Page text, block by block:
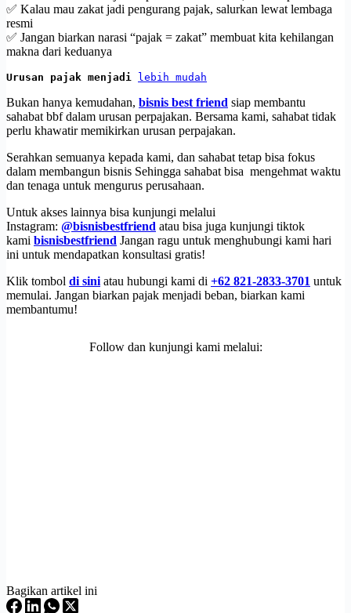
✅ Kalau mau zakat jadi pengurang pajak, salurkan lewat lembaga
resmi
✅ Jangan biarkan narasi “pajak = zakat” membuat kita kehilangan
makna dari keduanya
Urusan pajak menjadi lebih mudah
Bukan hanya kemudahan, bisnis best friend siap membantu
sahabat bbf dalam urusan perpajakan. Bersama kami, sahabat tidak
perlu khawatir memikirkan urusan perpajakan.
Serahkan semuanya kepada kami, dan sahabat tetap bisa fokus
dalam membangun bisnis Sehingga sahabat bisa mengehmat waktu
dan tenaga untuk mengurus perusahaan.
Untuk akses lainnya bisa kunjungi melalui
Instagram: @bisnisbestfriend atau bisa juga kunjungi tiktok
kami bisnisbestfriend Jangan ragu untuk menghubungi kami hari
ini untuk mendapatkan konsultasi gratis!
Klik tombol di sini atau hubungi kami di +62 821-2833-3701 untuk
memulai. Jangan biarkan pajak menjadi beban, biarkan kami
membantumu!
Follow dan kunjungi kami melalui:
Bagikan artikel ini